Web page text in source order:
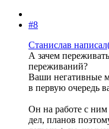
#8
Станислав
А зачем
переживаний?
Ваши негативные
в первую очередь
Он на работе с
дел, планов